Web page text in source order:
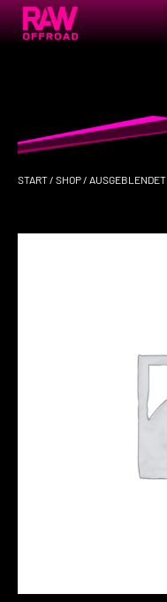
START / SHOP / AUSGEBLENDET